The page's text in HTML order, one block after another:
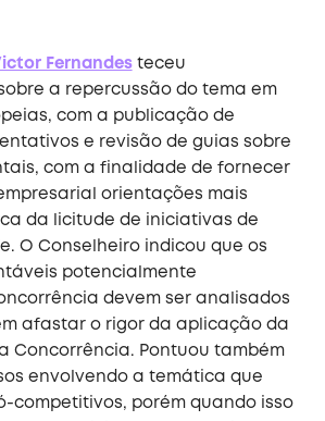
Fernandesteceu
a repercussão do tema em
com a publicação de
e revisão de guias sobre
com a finalidade de fornecer
orientações mais
da licitude de iniciativas de
O Conselheiro indicou que os
potencialmente
devem ser analisados
afastar o rigor da aplicação da
Concorrência. Pontuou também
envolvendo a temática que
competitivos, porém quando isso